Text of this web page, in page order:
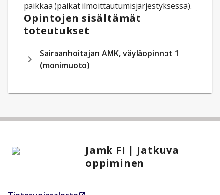
paikkaa (paikat ilmoittautumisjärjestyksessä).
Opintojen sisältämät
toteutukset
Sairaanhoitajan AMK, väyläopinnot 1
(monimuoto)
Jamk FI | Jatkuva
oppiminen